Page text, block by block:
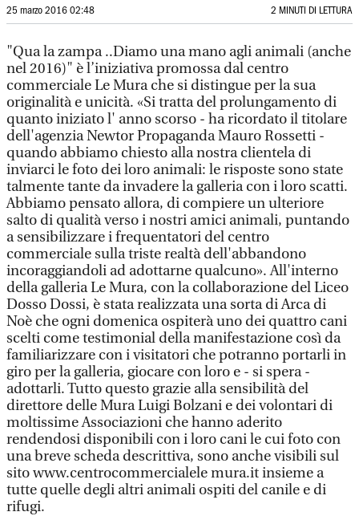
25 marzo 2016 02:48 2 MINUTI DI LETTURA
"Qua la zampa ..Diamo una mano agli animali (anche
nel 2016)" è l’iniziativa promossa dal centro
commerciale Le Mura che si distingue per la sua
originalità e unicità. «Si tratta del prolungamento di
quanto iniziato l' anno scorso - ha ricordato il titolare
dell'agenzia Newtor Propaganda Mauro Rossetti -
quando abbiamo chiesto alla nostra clientela di
inviarci le foto dei loro animali: le risposte sono state
talmente tante da invadere la galleria con i loro scatti.
Abbiamo pensato allora, di compiere un ulteriore
salto di qualità verso i nostri amici animali, puntando
a sensibilizzare i frequentatori del centro
commerciale sulla triste realtà dell'abbandono
incoraggiandoli ad adottarne qualcuno». All'interno
della galleria Le Mura, con la collaborazione del Liceo
Dosso Dossi, è stata realizzata una sorta di Arca di
Noè che ogni domenica ospiterà uno dei quattro cani
scelti come testimonial della manifestazione così da
familiarizzare con i visitatori che potranno portarli in
giro per la galleria, giocare con loro e - si spera -
adottarli. Tutto questo grazie alla sensibilità del
direttore delle Mura Luigi Bolzani e dei volontari di
moltissime Associazioni che hanno aderito
rendendosi disponibili con i loro cani le cui foto con
una breve scheda descrittiva, sono anche visibili sul
sito www.centrocommercialele mura.it insieme a
tutte quelle degli altri animali ospiti del canile e di
rifugi.